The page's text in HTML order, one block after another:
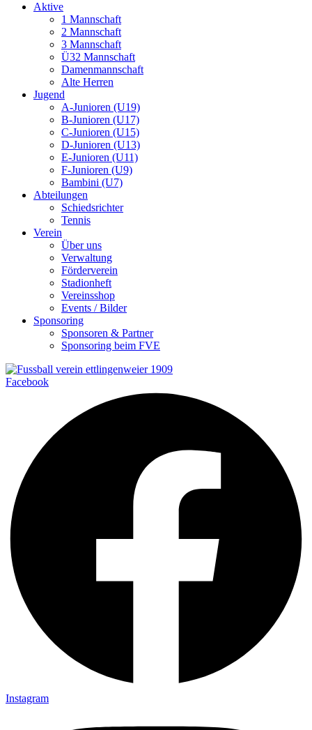
Aktive
1 Mannschaft
2 Mannschaft
3 Mannschaft
Ü32 Mannschaft
Damenmannschaft
Alte Herren
Jugend
A-Junioren (U19)
B-Junioren (U17)
C-Junioren (U15)
D-Junioren (U13)
E-Junioren (U11)
F-Junioren (U9)
Bambini (U7)
Abteilungen
Schiedsrichter
Tennis
Verein
Über uns
Verwaltung
Förderverein
Stadionheft
Vereinsshop
Events / Bilder
Sponsoring
Sponsoren & Partner
Sponsoring beim FVE
Facebook
Instagram